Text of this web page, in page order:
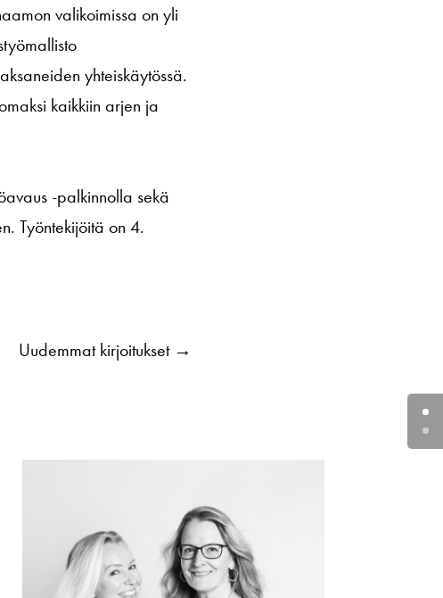
valikoimissa on yli
yhteiskäytössä.
kaikkiin arjen ja
-palkinnolla sekä
Työntekijöitä on 4.
Uudemmat kirjoitukset→